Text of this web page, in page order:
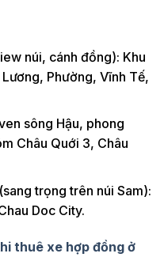
núi, cánh đồng): Khu
Phường, Vĩnh Tế,
sông Hậu, phong
Châu Quới 3, Châu
(sang trọng trên núi Sam):
Doc City.
thuê xe hợp đồng ở